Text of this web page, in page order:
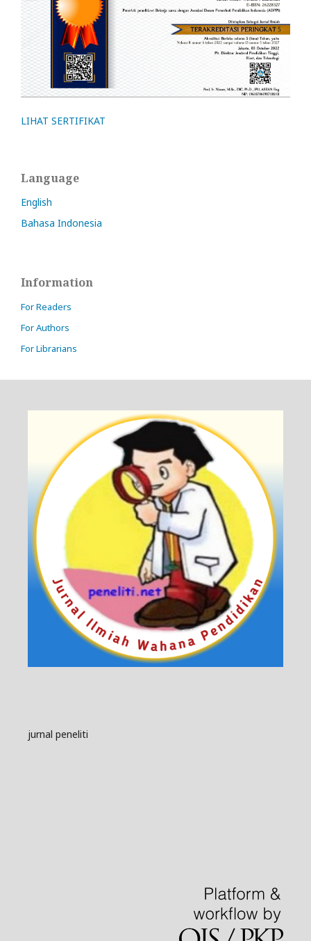
LIHAT SERTIFIKAT
Language
English
Bahasa Indonesia
Information
For Readers
For Authors
For Librarians
jurnal peneliti